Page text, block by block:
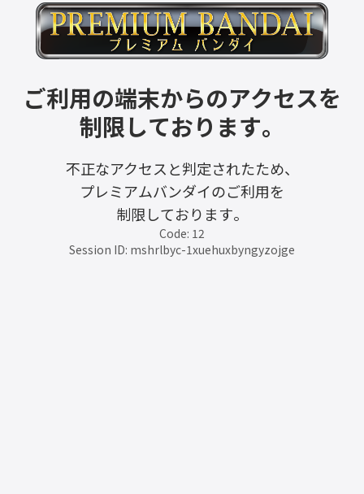
ご利用の端末からのアクセスを
制限しております。
不正なアクセスと判定されたため、
プレミアムバンダイのご利用を
制限しております。
Code: 12
Session ID: mshrlbyc-1xuehuxbyngyzojge